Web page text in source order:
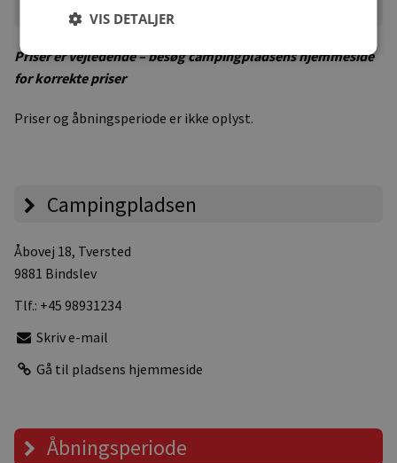
Priser
Priser er vejledende – besøg campingpladsens hjemmeside
for korrekte priser
Priser og åbningsperiode er ikke oplyst.
Campingpladsen
Åbovej 18, Tversted
9881 Bindslev
Tlf.: +45 98931234
Skriv e-mail
Gå til pladsens hjemmeside
Åbningsperiode
VIS DETALJER